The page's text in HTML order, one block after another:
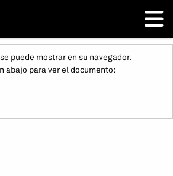
puede mostrar en su navegador.
abajo para ver el documento: